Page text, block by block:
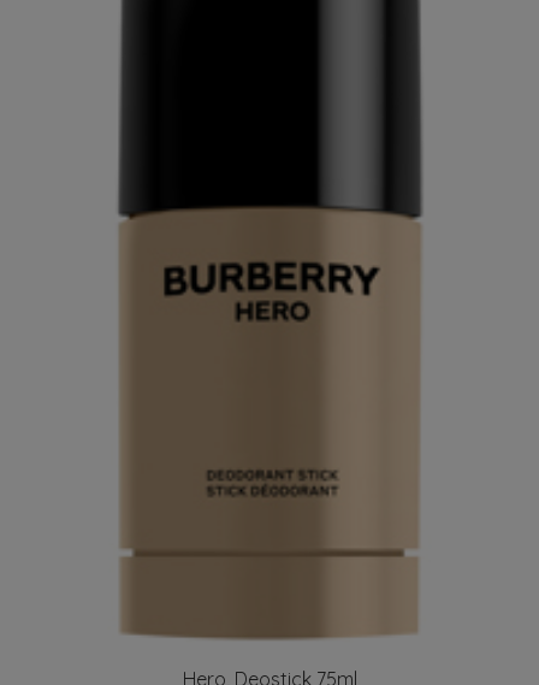
Hero, Deostick 75ml